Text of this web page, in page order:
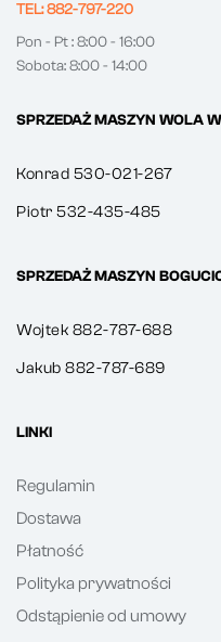
TEL: 882-797-220
Pon - Pt : 8:00 - 16:00
Sobota: 8:00 - 14:00
SPRZEDAŻ MASZYN WOLA
Konrad 530-021-267
Piotr 532-435-485
SPRZEDAŻ MASZYN
Wojtek 882-787-688
Jakub 882-787-689
LINKI
Regulamin
Dostawa
Płatność
Polityka prywatności
Odstąpienie od umowy